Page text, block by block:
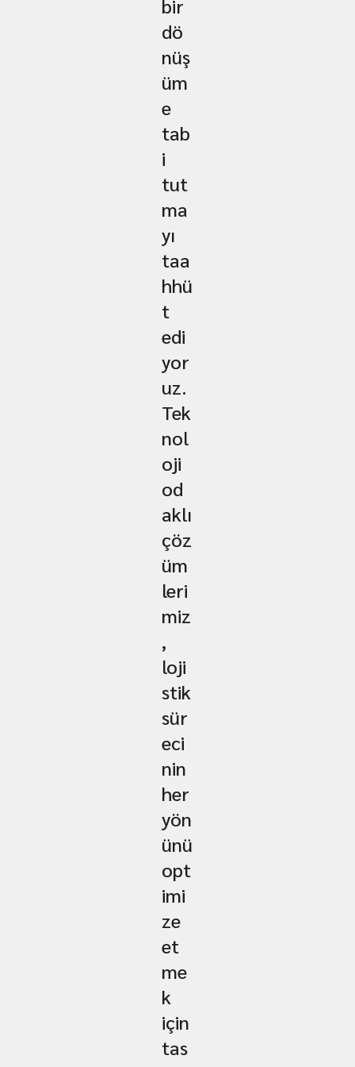
bir
dö
nüş
üm
e
tab
i
tut
ma
yı
taa
hhü
t
edi
yor
uz.
Tek
nol
oji
od
aklı
çöz
üm
leri
miz
,
loji
stik
sür
eci
nin
her
yön
ünü
opt
imi
ze
et
me
k
için
tas